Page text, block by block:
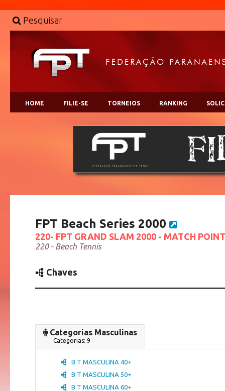
Pesquisar
HOME FILIE-SE TORNEIOS RANKING
FPT Beach Series 2000
220- FPT GRAND SLAM 2000 - MATCH
220 - Beach Tennis
Chaves
Categorias Masculinas
Categorias: 9
B T MASCULINA 40+
B T MASCULINA 50+
B T MASCULINA 60+